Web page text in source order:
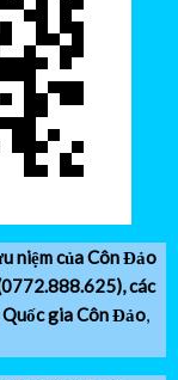
niệm của Côn Đảo
các
gia Côn Đảo